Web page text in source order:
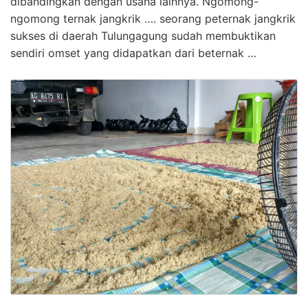
ngomong ternak jangkrik …. seorang peternak jangkrik
sukses di daerah Tulungagung sudah membuktikan
sendiri omset yang didapatkan dari beternak …